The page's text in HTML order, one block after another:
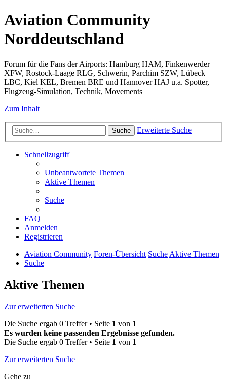
Aviation Community
Norddeutschland
Forum für die Fans der Airports: Hamburg HAM, Finkenwerder
XFW, Rostock-Laage RLG, Schwerin, Parchim SZW, Lübeck
LBC, Kiel KEL, Bremen BRE und Hannover HAJ u.a. Spotter,
Flugzeug-Simulation, Technik, Movements
Zum Inhalt
Suche Erweiterte Suche
Schnellzugriff
Unbeantwortete Themen
Aktive Themen
Suche
FAQ
Anmelden
Registrieren
Aviation Community Foren-Übersicht SucheAktive Themen
Suche
Aktive Themen
Zur erweiterten Suche
Die Suche ergab 0 Treffer • Seite 1 von 1
Es wurden keine passenden Ergebnisse gefunden.
Die Suche ergab 0 Treffer • Seite 1 von 1
Zur erweiterten Suche
Gehe zu